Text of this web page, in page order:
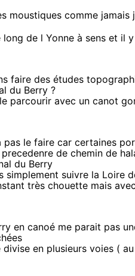
moustiques comme jamais
de l Yonne à sens et il
faire des études
du Berry ?
parcourir avec un canot
pas le faire car certaines
de chemin de
du Berry
simplement suivre la Loire
très chouette mais
en canoé me parait pas
en plusieurs voies (